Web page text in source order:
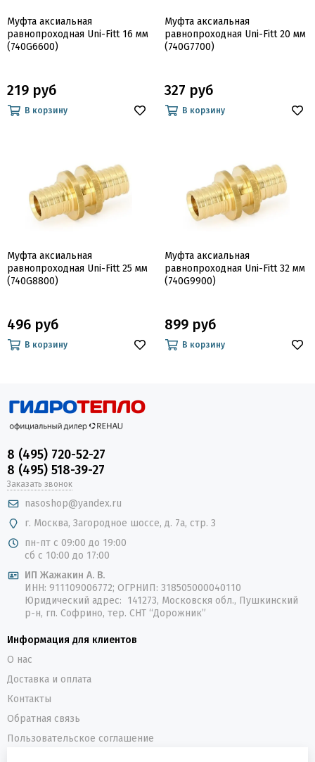
Муфта аксиальная
равнопроходная Uni-Fitt 16 мм
(740G6600)
219 руб
В корзину
Муфта аксиальная
равнопроходная Uni-Fitt 20 мм
(740G7700)
327 руб
В корзину
Муфта аксиальная
равнопроходная Uni-Fitt 25 мм
(740G8800)
496 руб
В корзину
Муфта аксиальная
равнопроходная Uni-Fitt 32 мм
(740G9900)
899 руб
В корзину
8 (495) 720-52-27
8 (495) 518-39-27
Заказать звонок
nasoshop@yandex.ru
г. Москва, Загородное шоссе, д. 7а, стр. 3
пн-пт с 09:00 до 19:00
сб с 10:00 до 17:00
ИП Жажакин А. В.
ИНН: 911109006772; ОГРНИП: 318505000040110
Юридический адрес: 141273, Московскя обл., Пушкинский
р-н, гп. Софрино, тер. СНТ “Дорожник”
Информация для клиентов
О нас
Доставка и оплата
Контакты
Обратная связь
Пользовательское соглашение